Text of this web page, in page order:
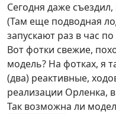
Сегодня даже
(Там еще подводная
запускают раз в час по
Вот фотки свежие,
модель? На фотках, я
(два) реактивные,
реализации Орленка,
Так возможна ли